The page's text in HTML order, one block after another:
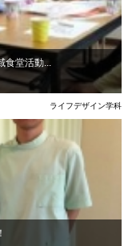
食堂活動...
ライフデザイン学科